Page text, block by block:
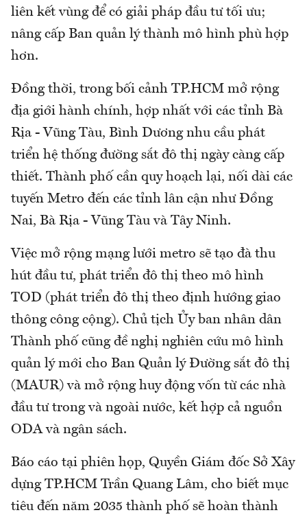
liên kết vùng để có giải pháp đầu tư tối ưu;
nâng cấp Ban quản lý thành mô hình phù hợp
hơn.
Đồng thời, trong bối cảnh TP.HCM mở rộng
địa giới hành chính, hợp nhất với các tỉnh Bà
Rịa - Vũng Tàu, Bình Dương nhu cầu phát
triển hệ thống đường sắt đô thị ngày càng cấp
thiết. Thành phố cần quy hoạch lại, nối dài các
tuyến Metro đến các tỉnh lân cận như Đồng
Nai, Bà Rịa - Vũng Tàu và Tây Ninh.
Việc mở rộng mạng lưới metro sẽ tạo đà thu
hút đầu tư, phát triển đô thị theo mô hình
TOD (phát triển đô thị theo định hướng giao
thông công cộng). Chủ tịch Ủy ban nhân dân
Thành phố cũng đề nghị nghiên cứu mô hình
quản lý mới cho Ban Quản lý Đường sắt đô thị
(MAUR) và mở rộng huy động vốn từ các nhà
đầu tư trong và ngoài nước, kết hợp cả nguồn
ODA và ngân sách.
Báo cáo tại phiên họp, Quyền Giám đốc Sở Xây
dựng TP.HCM Trần Quang Lâm, cho biết mục
tiêu đến năm 2035 thành phố sẽ hoàn thành